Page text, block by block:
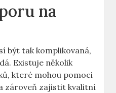
na
být tak komplikovaná,
Existuje několik
které mohou pomoci
zároveň zajistit kvalitní